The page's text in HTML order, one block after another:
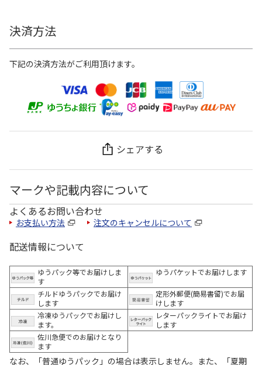
決済方法
下記の決済方法がご利用頂けます。
シェアする
マークや記載内容について
よくあるお問い合わせ
お支払い方法 注文のキャンセルについて
配送情報について
ゆうパック等でお届けしま
す
ゆうパケットでお届けします
チルドゆうパックでお届け
します
定形外郵便(簡易書留)でお届
けします
冷凍ゆうパックでお届けし
ます。
レターパックライトでお届け
します
佐川急便でのお届けとなり
ます
なお、「普通ゆうパック」の場合は表示しません。また、「夏期